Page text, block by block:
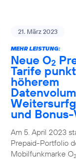
21. März 2023
MEHR LEISTUNG:
Neue O2
Tarife
höherem
und
Am 5. April 2023
Prepaid-Portfolio
Mobilfunkmarke O2